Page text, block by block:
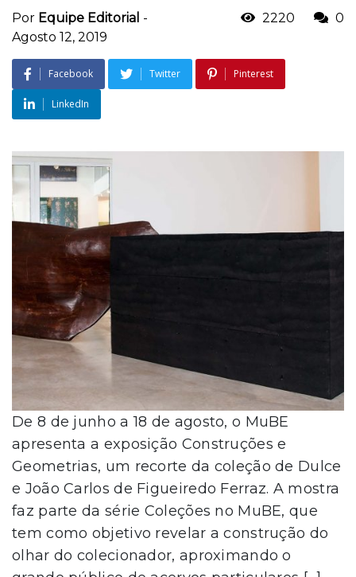
Por Equipe Editorial -
Agosto 12, 2019
2220 0
Facebook Twitter Pinterest
LinkedIn
De 8 de junho a 18 de agosto, o MuBE
apresenta a exposição Construções e
Geometrias, um recorte da coleção de Dulce
e João Carlos de Figueiredo Ferraz. A mostra
faz parte da série Coleções no MuBE, que
tem como objetivo revelar a construção do
olhar do colecionador, aproximando o